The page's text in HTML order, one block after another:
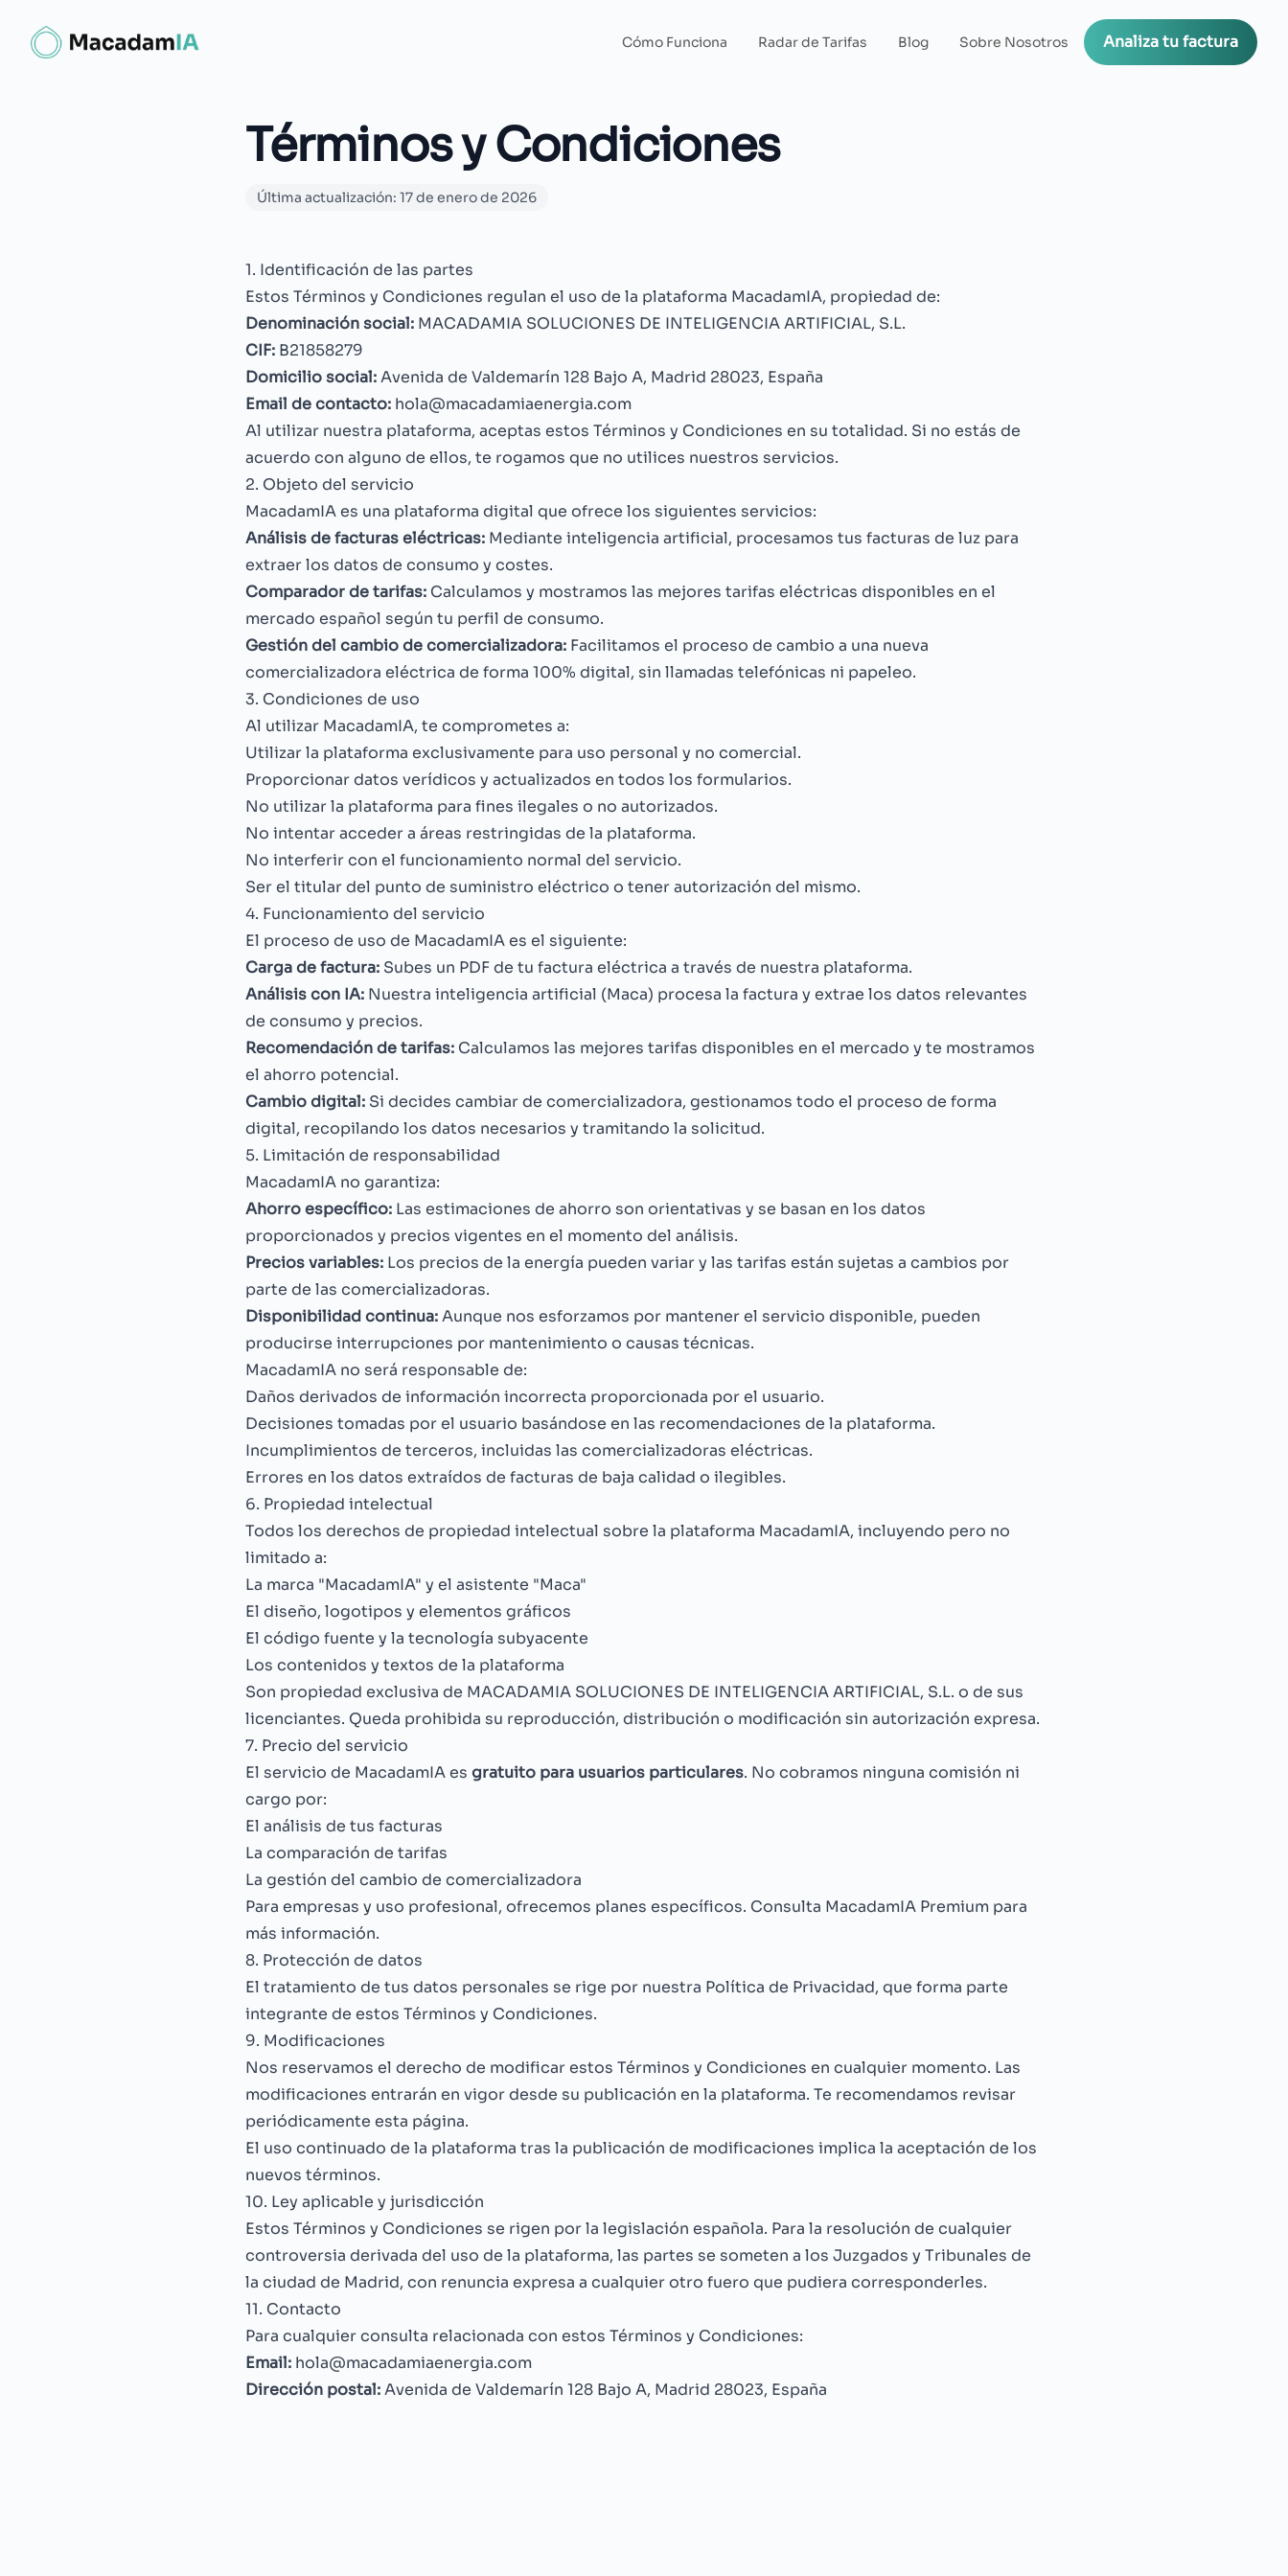
Cómo Funciona Radar de Tarifas Blog Sobre Nosotros Analiza tu factura
Términos y Condiciones
Última actualización: 17 de enero de 2026
1. Identificación de las partes
Estos Términos y Condiciones regulan el uso de la plataforma MacadamIA, propiedad de:
Denominación social: MACADAMIA SOLUCIONES DE INTELIGENCIA ARTIFICIAL, S.L.
CIF: B21858279
Domicilio social:Avenida de Valdemarín 128 Bajo A, Madrid 28023, España
Email de contacto: hola@macadamiaenergia.com
Al utilizar nuestra plataforma, aceptas estos Términos y Condiciones en su totalidad. Si no estás de
acuerdo con alguno de ellos, te rogamos que no utilices nuestros servicios.
2. Objeto del servicio
MacadamIA es una plataforma digital que ofrece los siguientes servicios:
Análisis de facturas eléctricas: Mediante inteligencia artificial, procesamos tus facturas de luz para
extraer los datos de consumo y costes.
Comparador de tarifas: Calculamos y mostramos las mejores tarifas eléctricas disponibles en el
mercado español según tu perfil de consumo.
Gestión del cambio de comercializadora: Facilitamos el proceso de cambio a una nueva
comercializadora eléctrica de forma 100% digital, sin llamadas telefónicas ni papeleo.
3. Condiciones de uso
Al utilizar MacadamIA, te comprometes a:
Utilizar la plataforma exclusivamente para uso personal y no comercial.
Proporcionar datos verídicos y actualizados en todos los formularios.
No utilizar la plataforma para fines ilegales o no autorizados.
No intentar acceder a áreas restringidas de la plataforma.
No interferir con el funcionamiento normal del servicio.
Ser el titular del punto de suministro eléctrico o tener autorización del mismo.
4. Funcionamiento del servicio
El proceso de uso de MacadamIA es el siguiente:
Carga de factura: Subes un PDF de tu factura eléctrica a través de nuestra plataforma.
Análisis con IA: Nuestra inteligencia artificial (Maca) procesa la factura y extrae los datos relevantes
de consumo y precios.
Recomendación de tarifas: Calculamos las mejores tarifas disponibles en el mercado y te mostramos
el ahorro potencial.
Cambio digital: Si decides cambiar de comercializadora, gestionamos todo el proceso de forma
digital, recopilando los datos necesarios y tramitando la solicitud.
5. Limitación de responsabilidad
MacadamIA no garantiza:
Ahorro específico: Las estimaciones de ahorro son orientativas y se basan en los datos
proporcionados y precios vigentes en el momento del análisis.
Precios variables: Los precios de la energía pueden variar y las tarifas están sujetas a cambios por
parte de las comercializadoras.
Disponibilidad continua:Aunque nos esforzamos por mantener el servicio disponible, pueden
producirse interrupciones por mantenimiento o causas técnicas.
MacadamIA no será responsable de:
Daños derivados de información incorrecta proporcionada por el usuario.
Decisiones tomadas por el usuario basándose en las recomendaciones de la plataforma.
Incumplimientos de terceros, incluidas las comercializadoras eléctricas.
Errores en los datos extraídos de facturas de baja calidad o ilegibles.
6. Propiedad intelectual
Todos los derechos de propiedad intelectual sobre la plataforma MacadamIA, incluyendo pero no
limitado a:
La marca "MacadamIA" y el asistente "Maca"
El diseño, logotipos y elementos gráficos
El código fuente y la tecnología subyacente
Los contenidos y textos de la plataforma
Son propiedad exclusiva de MACADAMIA SOLUCIONES DE INTELIGENCIA ARTIFICIAL, S.L. o de sus
licenciantes. Queda prohibida su reproducción, distribución o modificación sin autorización expresa.
7. Precio del servicio
El servicio de MacadamIA es gratuito para usuarios particulares. No cobramos ninguna comisión ni
cargo por:
El análisis de tus facturas
La comparación de tarifas
La gestión del cambio de comercializadora
Para empresas y uso profesional, ofrecemos planes específicos. Consulta MacadamIA Premium para
más información.
8. Protección de datos
El tratamiento de tus datos personales se rige por nuestra Política de Privacidad, que forma parte
integrante de estos Términos y Condiciones.
9. Modificaciones
Nos reservamos el derecho de modificar estos Términos y Condiciones en cualquier momento. Las
modificaciones entrarán en vigor desde su publicación en la plataforma. Te recomendamos revisar
periódicamente esta página.
El uso continuado de la plataforma tras la publicación de modificaciones implica la aceptación de los
nuevos términos.
10. Ley aplicable y jurisdicción
Estos Términos y Condiciones se rigen por la legislación española. Para la resolución de cualquier
controversia derivada del uso de la plataforma, las partes se someten a los Juzgados y Tribunales de
la ciudad de Madrid, con renuncia expresa a cualquier otro fuero que pudiera corresponderles.
11. Contacto
Para cualquier consulta relacionada con estos Términos y Condiciones:
Email: hola@macadamiaenergia.com
Dirección postal:Avenida de Valdemarín 128 Bajo A, Madrid 28023, España